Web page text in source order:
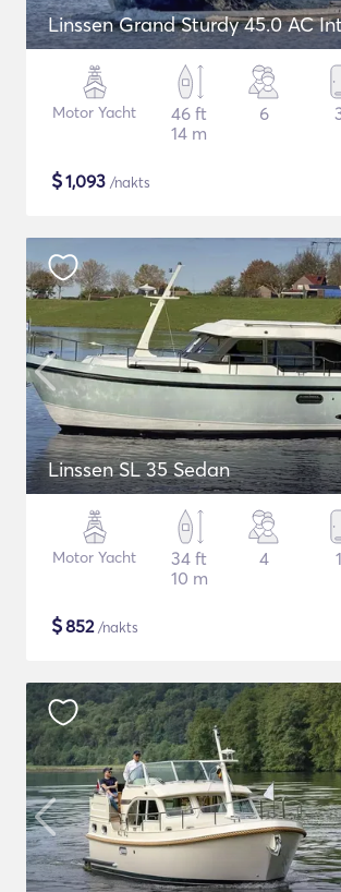
Linssen Grand Sturdy 45.0 AC
Motor Yacht
46 ft
14 m
6
$1,093 /nakts
Linssen SL 35 Sedan
Motor Yacht
34 ft
10 m
4 1
$852/nakts